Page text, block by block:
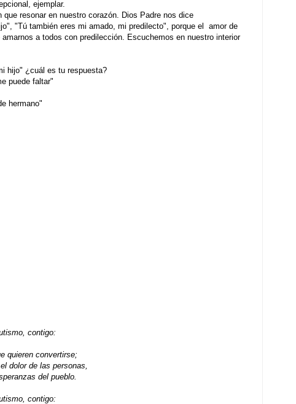
ejemplar.
que resonar en nuestro corazón. Dios Padre nos dice
"Tú también eres mi amado, mi predilecto", porque el amor de
a todos con predilección. Escuchemos en nuestro interior
hijo" ¿cuál es tu respuesta?
puede faltar"
hermano"
contigo:
quieren convertirse;
dolor de las personas,
del pueblo.
contigo: